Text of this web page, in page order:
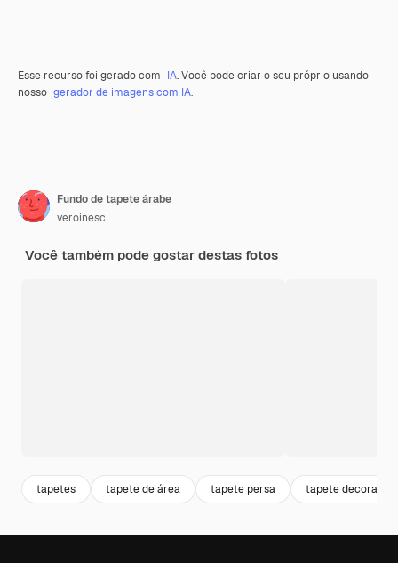
Esse recurso foi gerado com IA. Você pode criar o seu próprio usando
nosso gerador de imagens com IA.
Fundo de tapete árabe
veroinesc
Você também pode gostar destas fotos
tapetes tapete de área tapete persa tapete decoração